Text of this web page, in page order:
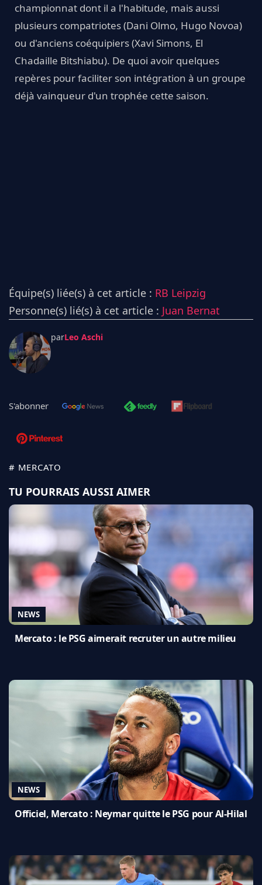
championnat dont il a l'habitude, mais aussi
plusieurs compatriotes (Dani Olmo, Hugo Novoa)
ou d'anciens coéquipiers (Xavi Simons, El
Chadaille Bitshiabu). De quoi avoir quelques
repères pour faciliter son intégration à un groupe
déjà vainqueur d'un trophée cette saison.
Équipe(s) liée(s) à cet article : RB Leipzig
Personne(s) lié(s) à cet article : Juan Bernat
parLeo Aschi
S'abonner
# MERCATO
TU POURRAIS AUSSI AIMER
NEWS
Mercato : le PSG aimerait recruter un autre milieu
NEWS
Officiel, Mercato : Neymar quitte le PSG pour Al-Hilal